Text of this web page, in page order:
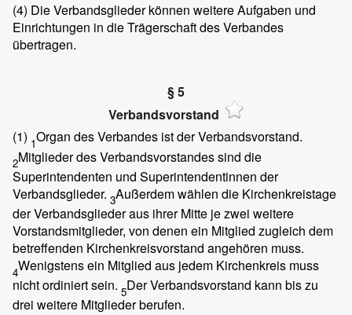
(4) Die Verbandsglieder können weitere Aufgaben und
Einrichtungen in die Trägerschaft des Verbandes
übertragen.
§ 5
Verbandsvorstand
(1) 1Organ des Verbandes ist der Verbandsvorstand.
2Mitglieder des Verbandsvorstandes sind die
Superintendenten und Superintendentinnen der
Verbandsglieder. 3Außerdem wählen die Kirchenkreistage
der Verbandsglieder aus ihrer Mitte je zwei weitere
Vorstandsmitglieder, von denen ein Mitglied zugleich dem
betreffenden Kirchenkreisvorstand angehören muss.
4Wenigstens ein Mitglied aus jedem Kirchenkreis muss
nicht ordiniert sein. 5Der Verbandsvorstand kann bis zu
drei weitere Mitglieder berufen.